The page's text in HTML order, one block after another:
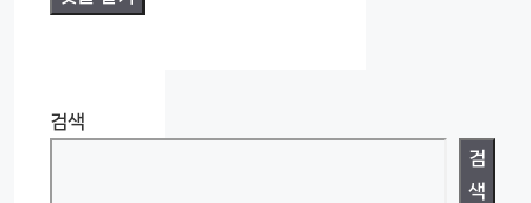
검색
검
색